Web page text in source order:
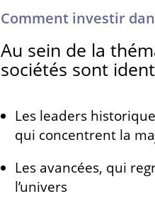
Comment investir
Au sein de la
sociétés sont
Les leaders
qui concentrent la
Les avancées, qui
l’univers